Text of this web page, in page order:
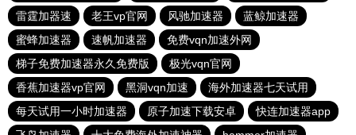
雷霆加器速
老王vp官网 风驰加速器
蓝鲸加速器
蜜蜂加速器
速帆加速器
免费vqn加速外网
梯子免费加速器永久免费版
极光vqn官网
香蕉加速器vp官网
黑洞vqn加速
海外加速器七天试用
每天试用一小时加速器
原子加速下载安卓
快连加速器app